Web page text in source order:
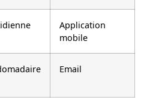
Application
mobile
Email